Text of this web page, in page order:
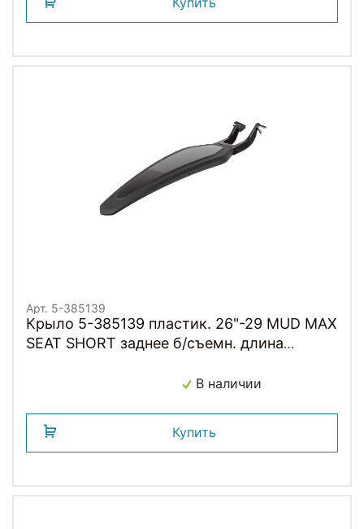
Арт. 5-385139
Крыло 5-385139 пластик. 26"-29 MUD MAX
SEAT SHORT заднее б/съемн. длина
инструмента, для шин до 125мм M-WAVE
В наличии
Купить